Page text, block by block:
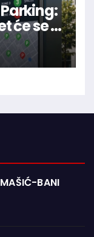
će se u
MAŠIĆ-BANI